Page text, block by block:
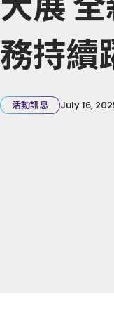
務持續
活動訊息 July 16,